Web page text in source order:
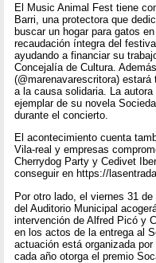
El Music Animal Fest tiene
Barri, una protectora que
buscar un hogar para gatos
recaudación íntegra del
ayudando a financiar su
Concejalía de Cultura.
(@marenavarescritora)
a la causa solidaria. La
ejemplar de su novela
durante el concierto.
El acontecimiento cuenta
Vila-real y empresas
Cherrydog Party y Cedivet
conseguir en https://
Por otro lado, el viernes 31
del Auditorio Municipal
intervención de Alfred Picó y
en los actos de la entrega al
actuación está organizada
cada año otorga el premio